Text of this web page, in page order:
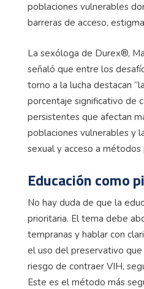
poblaciones vulnerables
barreras de acceso,
La sexóloga de Durex®,
señaló que entre los
torno a la lucha destacan
porcentaje significativo de
persistentes que afectan
poblaciones vulnerables y
sexual y acceso a métodos
Educación como
No hay duda de que la
prioritaria. El tema debe
tempranas y hablar con
el uso del preservativo
riesgo de contraer VIH,
Este es el método más